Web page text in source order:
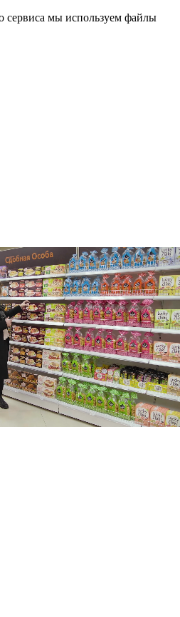
сервиса мы используем файлы